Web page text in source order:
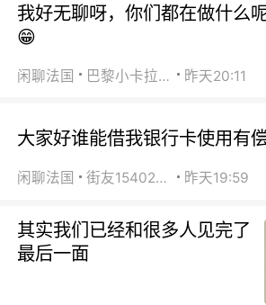
我好无聊呀，你们都在做什么
😁
闲聊法国 巴黎小卡拉咪 昨天20:11
大家好谁能借我银行卡使用有
闲聊法国 街友15402223 昨天19:59
其实我们已经和很多人见完了
最后一面